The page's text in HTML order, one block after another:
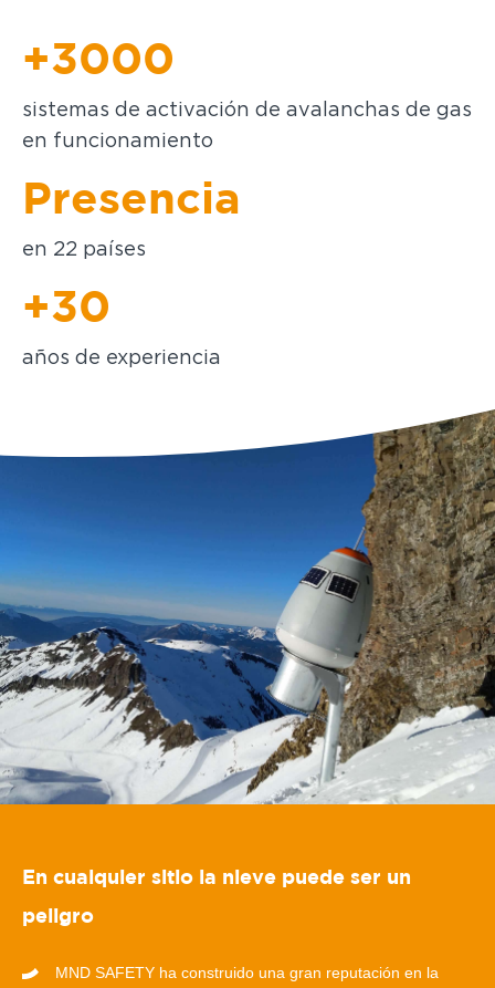
+3000
sistemas de activación de avalanchas de gas
en funcionamiento
Presencia
en 22 países
+30
años de experiencia
En cualquier sitio la nieve puede ser un
peligro
MND SAFETY ha construido una gran reputación en la